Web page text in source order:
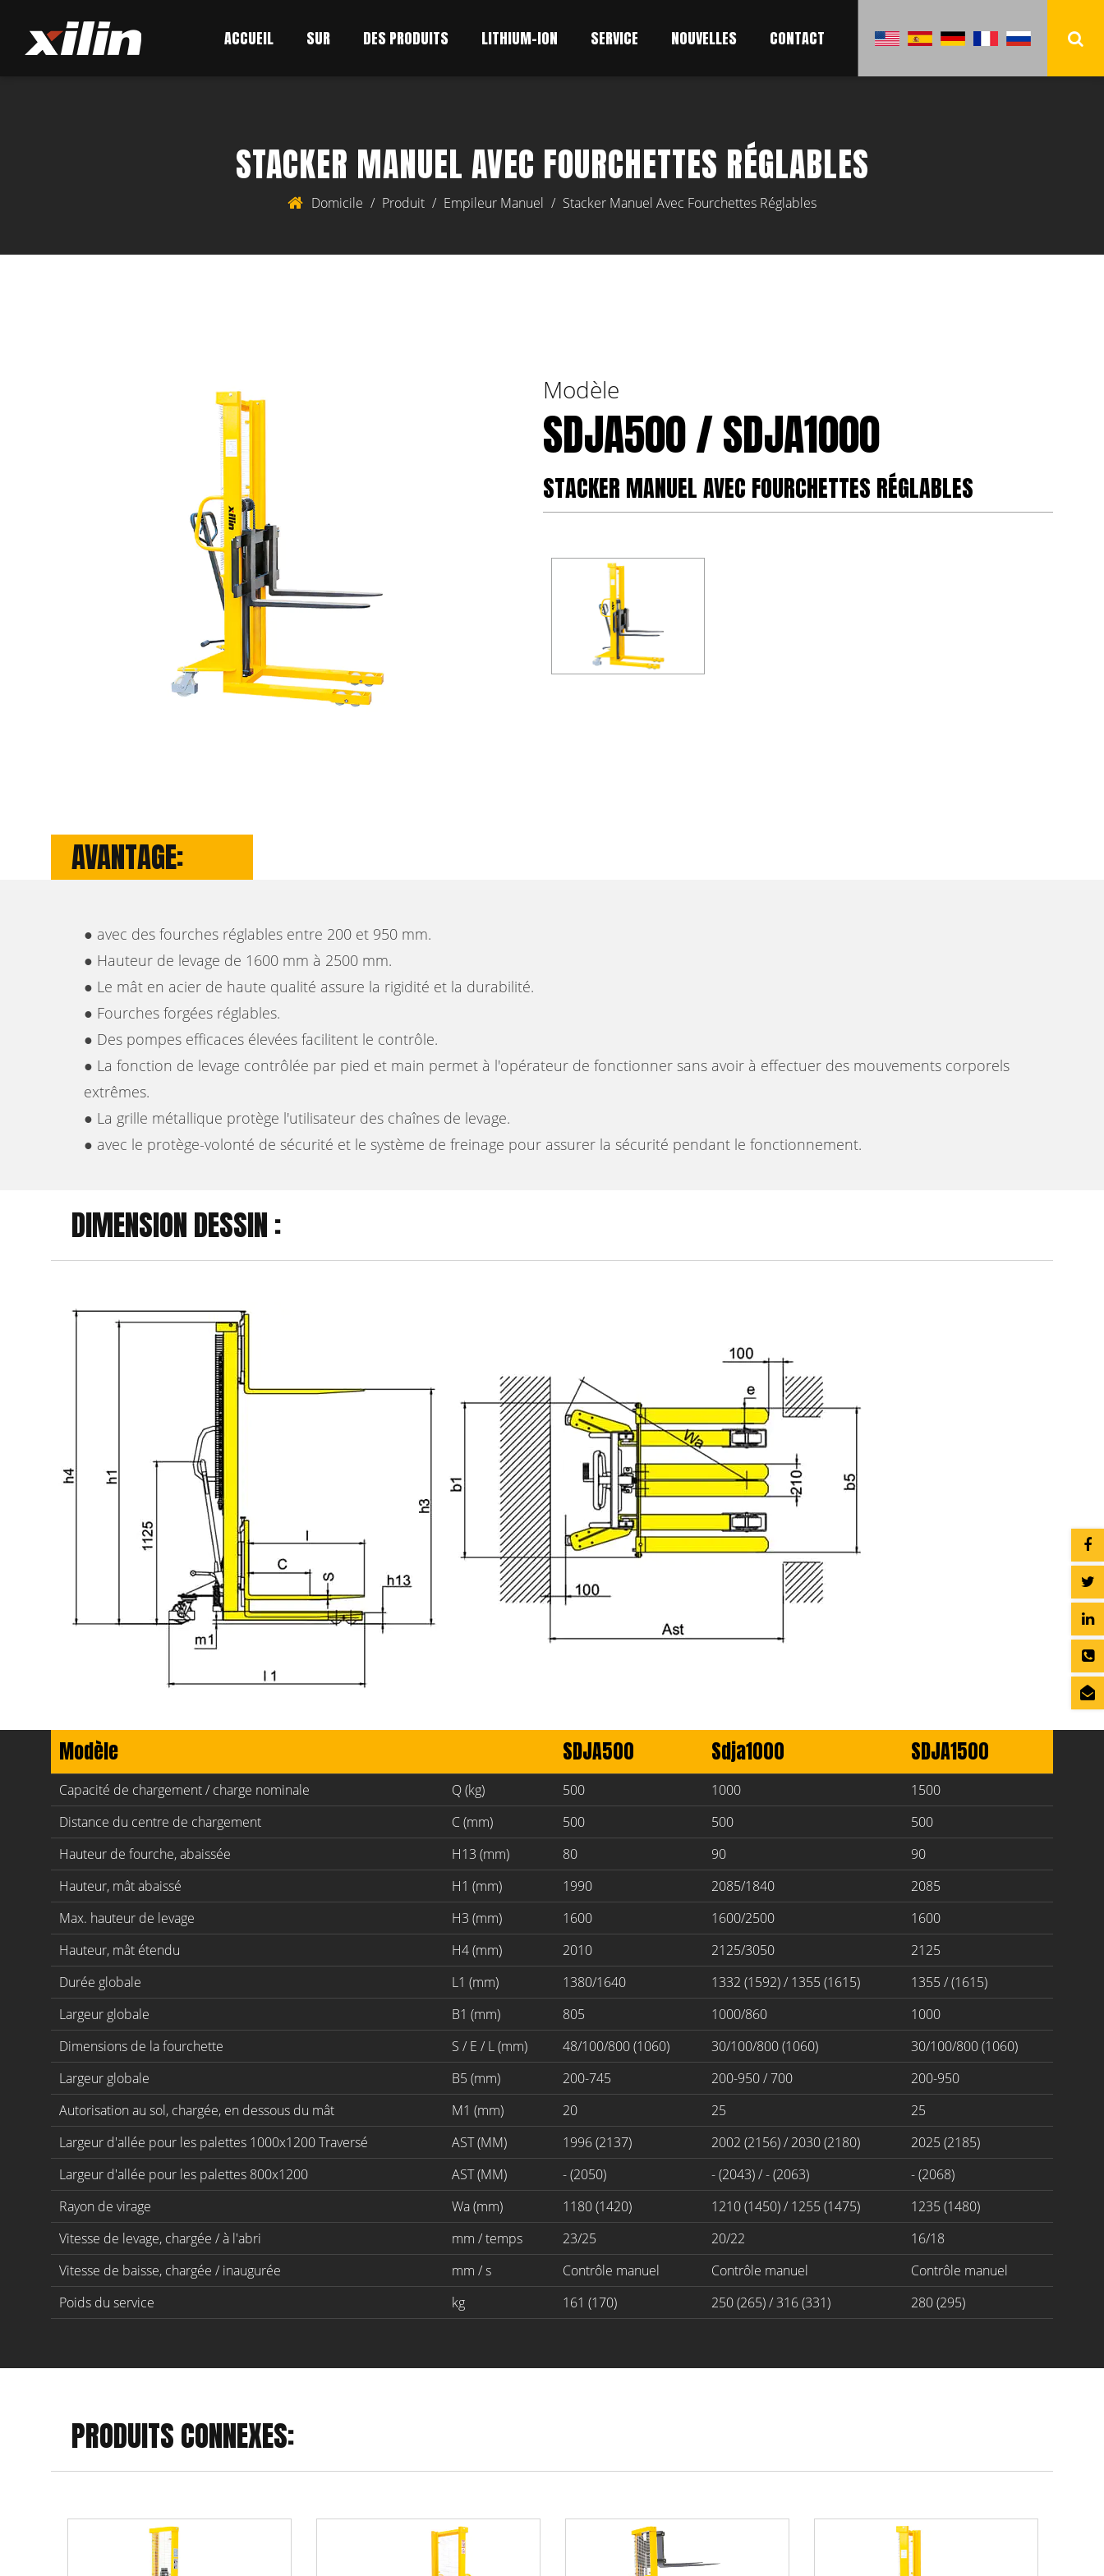
ACCUEIL SUR DES PRODUITS LITHIUM-ION SERVICE NOUVELLES CONTACT
STACKER MANUEL AVEC FOURCHETTES RÉGLABLES
Domicile / Produit / Empileur Manuel / Stacker Manuel Avec Fourchettes Réglables
Modèle
SDJA500 / SDJA1000
STACKER MANUEL AVEC FOURCHETTES RÉGLABLES
AVANTAGE:
● avec des fourches réglables entre 200 et 950 mm.
● Hauteur de levage de 1600 mm à 2500 mm.
● Le mât en acier de haute qualité assure la rigidité et la durabilité.
● Fourches forgées réglables.
● Des pompes efficaces élevées facilitent le contrôle.
● La fonction de levage contrôlée par pied et main permet à l'opérateur de fonctionner sans avoir à effectuer des mouvements corporels
extrêmes.
● La grille métallique protège l'utilisateur des chaînes de levage.
● avec le protège-volonté de sécurité et le système de freinage pour assurer la sécurité pendant le fonctionnement.
DIMENSION DESSIN :
Modèle SDJA500 Sdja1000 SDJA1500
Capacité de chargement / charge nominale Q (kg) 500 1000
1500
Distance du centre de chargement
C (mm) 500 500
500
Hauteur de fourche, abaissée
H13 (mm) 80 90
90
Hauteur, mât abaissé
H1 (mm) 1990 2085/1840
2085
Max. hauteur de levage
H3 (mm) 1600 1600/2500
1600
Hauteur, mât étendu
H4 (mm) 2010 2125/3050
2125
Durée globale
L1 (mm) 1380/1640 1332 (1592) / 1355 (1615)
1355 / (1615)
Largeur globale
B1 (mm) 805 1000/860
1000
Dimensions de la fourchette
S / E / L (mm) 48/100/800 (1060) 30/100/800 (1060)
30/100/800 (1060)
Largeur globale
B5 (mm) 200-745 200-950 / 700
200-950
Autorisation au sol, chargée, en dessous du mât
M1 (mm) 20 25
25
Largeur d'allée pour les palettes 1000x1200 Traversé
AST (MM) 1996 (2137) 2002 (2156) / 2030 (2180)
2025 (2185)
Largeur d'allée pour les palettes 800x1200
AST (MM) - (2050) - (2043) / - (2063)
- (2068)
Rayon de virage
Wa (mm) 1180 (1420) 1210 (1450) / 1255 (1475)
1235 (1480)
Vitesse de levage, chargée / à l'abri
mm / temps 23/25 20/22
16/18
Vitesse de baisse, chargée / inaugurée
mm / s Contrôle manuel Contrôle manuel
Contrôle manuel
Poids du service
kg 161 (170) 250 (265) / 316 (331) 280 (295)
PRODUITS CONNEXES: